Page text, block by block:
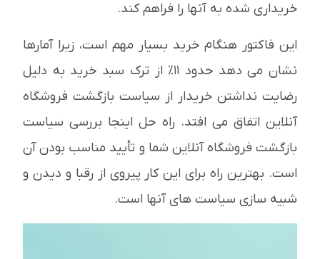
خریداری شده به آنها را فراهم کند.
این فاکتور هنگام خرید بسیار مهم است، زیرا آمارها
نشان می دهد حدود 11٪ از ترک سبد خرید به دلیل
رضایت نداشتن خریدار از سیاست بازگشت فروشگاه
آنلاین اتفاق می افتد. راه حل اینجا بررسی سیاست
بازگشت فروشگاه آنلاین شما و تأیید مناسب بودن آن
است. بهترین راه برای این کار پیروی از رقبا و دیدن و
شبیه سازی سیاست های آنها است.